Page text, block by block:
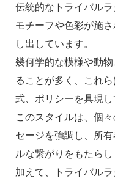
伝統的なトライバル
モチーフや色彩が施
し出しています。
幾何学的な模様や動
ることが多く、これ
式、ポリシーを具現し
このスタイルは、個
セージを強調し、所
ルな繋がりをもたらし
加えて、トライバル